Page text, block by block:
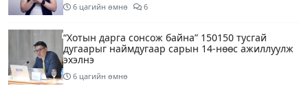
6 цагийн өмнө 6
“Хотын дарга сонсож байна” 150150 тусгай
дугаарыг наймдугаар сарын 14-нөөс ажиллуулж
эхэлнэ
6 цагийн өмнө